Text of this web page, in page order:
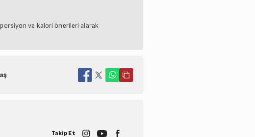
ve kalori önerileri alarak
Takip Et